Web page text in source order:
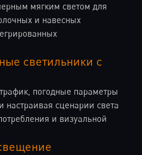
мягким светом для
и навесных
светильники с
погодные параметры
настраивая сценарии света
и визуальной